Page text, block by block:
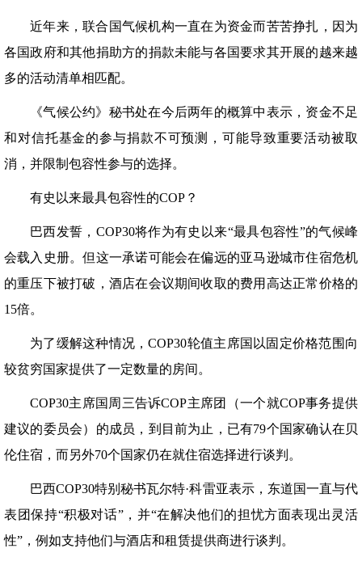
近年来，联合国气候机构一直在为资金而苦苦挣扎，因为
各国政府和其他捐助方的捐款未能与各国要求其开展的越来越
多的活动清单相匹配。
《气候公约》秘书处在今后两年的概算中表示，资金不足
和对信托基金的参与捐款不可预测，可能导致重要活动被取
消，并限制包容性参与的选择。
有史以来最具包容性的COP？
巴西发誓，COP30将作为有史以来“最具包容性”的气候峰
会载入史册。但这一承诺可能会在偏远的亚马逊城市住宿危机
的重压下被打破，酒店在会议期间收取的费用高达正常价格的
15倍。
为了缓解这种情况，COP30轮值主席国以固定价格范围向
较贫穷国家提供了一定数量的房间。
COP30主席国周三告诉COP主席团（一个就COP事务提供
建议的委员会）的成员，到目前为止，已有79个国家确认在贝
伦住宿，而另外70个国家仍在就住宿选择进行谈判。
巴西COP30特别秘书瓦尔特·科雷亚表示，东道国一直与代
表团保持“积极对话”，并“在解决他们的担忧方面表现出灵活
性”，例如支持他们与酒店和租赁提供商进行谈判。